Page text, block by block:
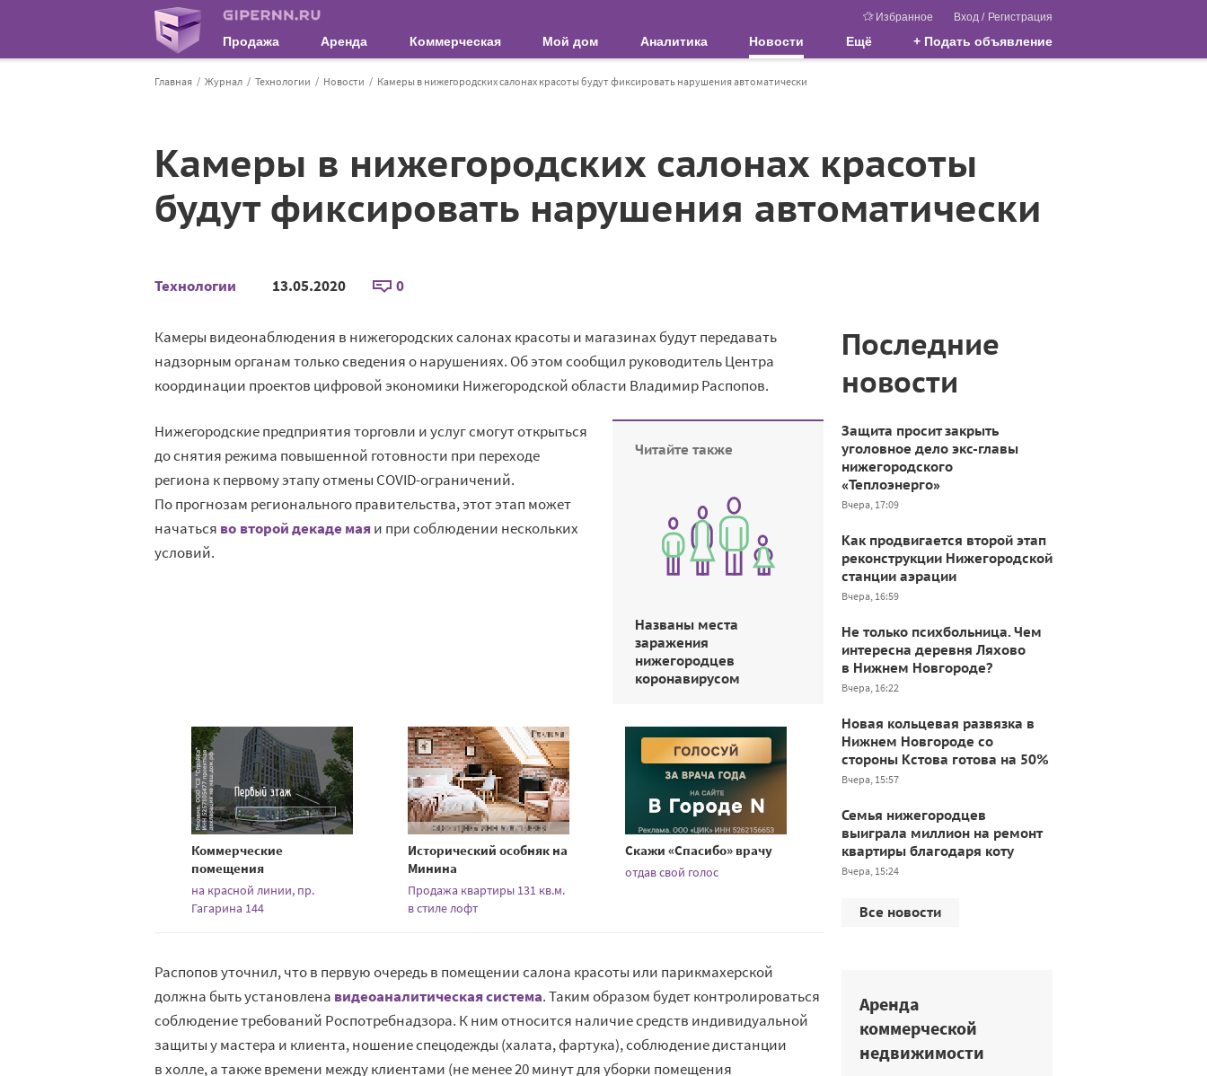
Избранное Вход / Регистрация
Продажа Аренда Коммерческая Мой дом Аналитика Новости Ещё + Подать объявление
Главная Журнал Технологии Новости Камеры в нижегородских салонах красоты будут фиксировать нарушения автоматически
Камеры в нижегородских салонах красоты
будут фиксировать нарушения автоматически
Технологии 13.05.2020 0
Камеры видеонаблюдения в нижегородских салонах красоты и магазинах будут передавать
надзорным органам только сведения о нарушениях. Об этом сообщил руководитель Центра
координации проектов цифровой экономики Нижегородской области Владимир Распопов.
Читайте также
Названы места
заражения
нижегородцев
коронавирусом
Нижегородские предприятия торговли и услуг смогут открыться
до снятия режима повышенной готовности при переходе
региона к первому этапу отмены COVID-ограничений.
По прогнозам регионального правительства, этот этап может
начаться во второй декаде маяи при соблюдении нескольких
условий.
Коммерческие
помещения
на красной линии, пр.
Гагарина 144
Исторический особняк на
Минина
Продажа квартиры 131 кв.м.
в стиле лофт
Скажи «Спасибо» врачу
отдав свой голос
Распопов уточнил, что в первую очередь в помещении салона красоты или парикмахерской
должна быть установлена видеоаналитическая система. Таким образом будет контролироваться
соблюдение требований Роспотребнадзора. К ним относится наличие средств индивидуальной
защиты у мастера и клиента, ношение спецодежды (халата, фартука), соблюдение дистанции
в холле, а также времени между клиентами (не менее 20 минут для уборки помещения
Последние
новости
Защита просит закрыть
уголовное дело экс-главы
нижегородского
«Теплоэнерго»
Вчера, 17:09
Как продвигается второй этап
реконструкции Нижегородской
станции аэрации
Вчера, 16:59
Не только психбольница. Чем
интересна деревня Ляхово
в Нижнем Новгороде?
Вчера, 16:22
Новая кольцевая развязка в
Нижнем Новгороде со
стороны Кстова готова на 50%
Вчера, 15:57
Семья нижегородцев
выиграла миллион на ремонт
квартиры благодаря коту
Вчера, 15:24
Все новости
Аренда
коммерческой
недвижимости